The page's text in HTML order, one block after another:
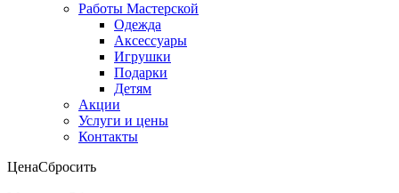
Работы Мастерской
Одежда
Аксессуары
Игрушки
Подарки
Детям
Акции
Услуги и цены
Контакты
ЦенаСбросить